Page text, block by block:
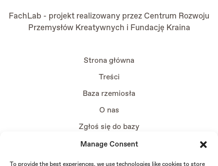
Manage Consent
FachLab - projekt realizowany przezCentrum Rozwoju
Przemysłów Kreatywnych i Fundację Kraina
Strona główna
Treści
Baza rzemiosła
O nas
Zgłoś się do bazy